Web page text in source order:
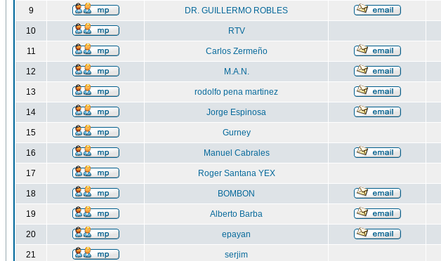
9 DR. GUILLERMO ROBLES
10 RTV
11 Carlos Zermeño
12 M.A.N.
13 rodolfo pena martinez
14 Jorge Espinosa
15 Gurney
16 Manuel Cabrales
17 Roger Santana YEX
18 BOMBON
19 Alberto Barba
20 epayan
21 serjim